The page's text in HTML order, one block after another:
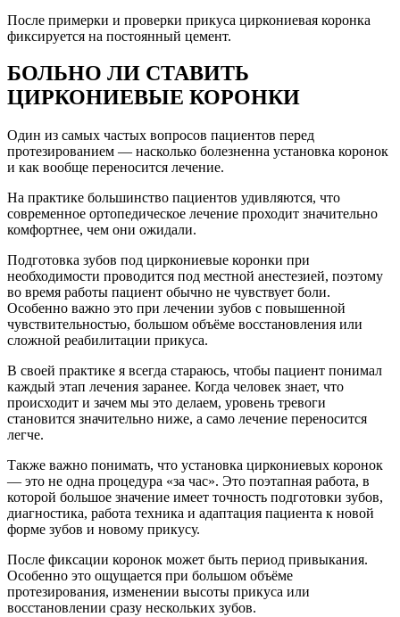
После примерки и проверки прикуса циркониевая коронка
фиксируется на постоянный цемент.
БОЛЬНО ЛИ СТАВИТЬ
ЦИРКОНИЕВЫЕ КОРОНКИ
Один из самых частых вопросов пациентов перед
протезированием — насколько болезненна установка коронок
и как вообще переносится лечение.
На практике большинство пациентов удивляются, что
современное ортопедическое лечение проходит значительно
комфортнее, чем они ожидали.
Подготовка зубов под циркониевые коронки при
необходимости проводится под местной анестезией, поэтому
во время работы пациент обычно не чувствует боли.
Особенно важно это при лечении зубов с повышенной
чувствительностью, большом объёме восстановления или
сложной реабилитации прикуса.
В своей практике я всегда стараюсь, чтобы пациент понимал
каждый этап лечения заранее. Когда человек знает, что
происходит и зачем мы это делаем, уровень тревоги
становится значительно ниже, а само лечение переносится
легче.
Также важно понимать, что установка циркониевых коронок
— это не одна процедура «за час». Это поэтапная работа, в
которой большое значение имеет точность подготовки зубов,
диагностика, работа техника и адаптация пациента к новой
форме зубов и новому прикусу.
После фиксации коронок может быть период привыкания.
Особенно это ощущается при большом объёме
протезирования, изменении высоты прикуса или
восстановлении сразу нескольких зубов.